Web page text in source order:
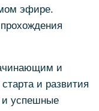
эфире.
и
и развития
и успешные